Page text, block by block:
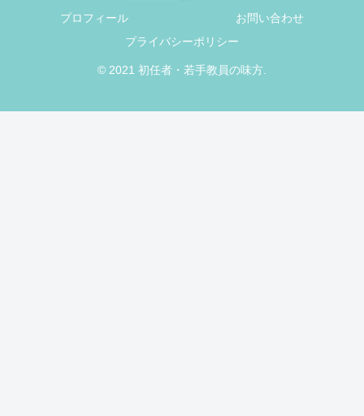
プロフィール
お問い合わせ
プライバシーポリシー
© 2021 初任者・若手教員の味方.